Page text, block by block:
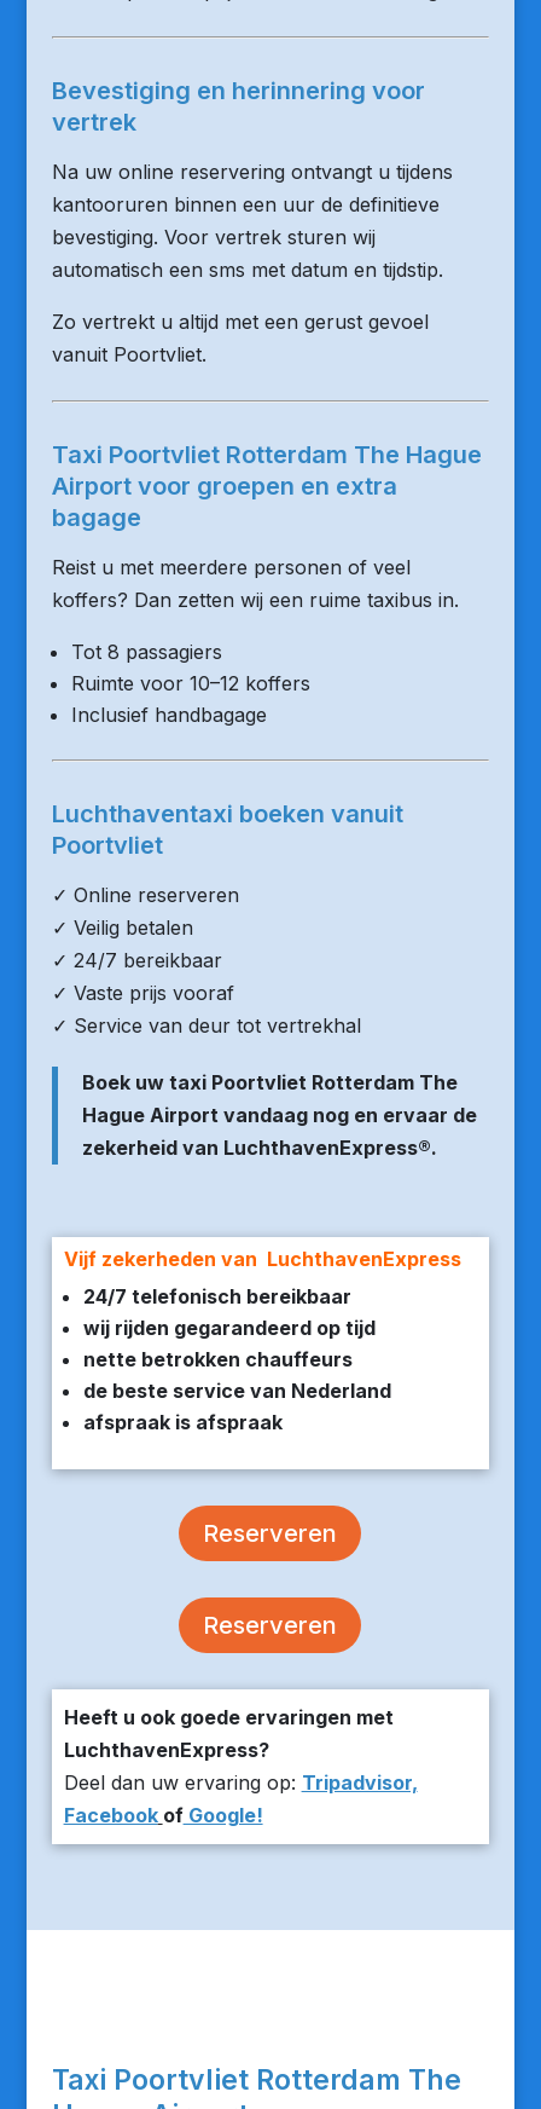
Bevestiging en herinnering voor
vertrek
Na uw online reservering ontvangt u tijdens
kantooruren binnen een uur de definitieve
bevestiging. Voor vertrek sturen wij
automatisch een sms met datum en tijdstip.
Zo vertrekt u altijd met een gerust gevoel
vanuit Poortvliet.
Taxi Poortvliet Rotterdam The Hague
Airport voor groepen en extra
bagage
Reist u met meerdere personen of veel
koffers? Dan zetten wij een ruime taxibus in.
Tot 8 passagiers
Ruimte voor 10–12 koffers
Inclusief handbagage
Luchthaventaxi boeken vanuit
Poortvliet
✓ Online reserveren
✓ Veilig betalen
✓ 24/7 bereikbaar
✓ Vaste prijs vooraf
✓ Service van deur tot vertrekhal
Boek uw taxi Poortvliet Rotterdam The
Hague Airport vandaag nog en ervaar de
zekerheid van LuchthavenExpress®.
Vijf zekerheden van LuchthavenExpress
24/7 telefonisch bereikbaar
wij rijden gegarandeerd op tijd
nette betrokken chauffeurs
de beste service van Nederland
afspraak is afspraak
Reserveren
Reserveren
Heeft u ook goede ervaringen met
LuchthavenExpress?
Deel dan uw ervaring op: Tripadvisor,
Facebook ofGoogle!
Taxi Poortvliet Rotterdam The